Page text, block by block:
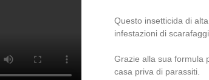
Questo insetticida di
infestazioni di
Grazie alla sua formula
casa priva di parassiti.